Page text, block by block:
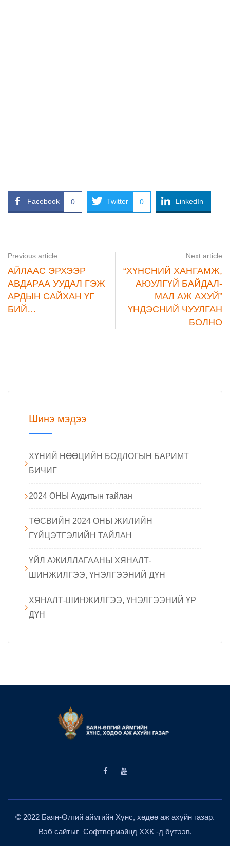
Facebook 0 Twitter 0 LinkedIn
Previous article
АЙЛААС ЭРХЭЭР
АВДАРАА УУДАЛ ГЭЖ
АРДЫН САЙХАН ҮГ
БИЙ…
Next article
“ХҮНСНИЙ ХАНГАМЖ,
АЮУЛГҮЙ БАЙДАЛ-
МАЛ АЖ АХУЙ”
ҮНДЭСНИЙ ЧУУЛГАН
БОЛНО
Шинэ мэдээ
ХҮНИЙ НӨӨЦИЙН БОДЛОГЫН БАРИМТ
БИЧИГ
2024 ОНЫ Аудитын тайлан
ТӨСВИЙН 2024 ОНЫ ЖИЛИЙН
ГҮЙЦЭТГЭЛИЙН ТАЙЛАН
ҮЙЛ АЖИЛЛАГААНЫ ХЯНАЛТ-
ШИНЖИЛГЭЭ, ҮНЭЛГЭЭНИЙ ДҮН
ХЯНАЛТ-ШИНЖИЛГЭЭ, ҮНЭЛГЭЭНИЙ ҮР
ДҮН
© 2022 Баян-Өлгий аймгийн Хүнс, хөдөө аж ахуйн газар.
Вэб сайтыг Софтвермайнд ХХК -д бүтээв.